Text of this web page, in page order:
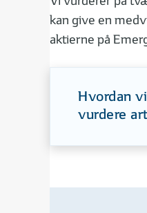
kan give en
aktierne på
Hvordan
vurdere